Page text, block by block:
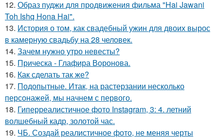
12. Образ пуджи для продвижения фильма "Hai Jawani
Toh Ishq Hona Hai".
13. История о том, как свадебный ужин для двоих вырос
в камерную свадьбу на 28 человек.
14. Зачем нужно утро невесты?
15. Прическа - Глафира Воронова.
16. Как сделать так же?
17. Подопытные. Итак, на растерзании несколько
персонажей, мы начнем с первого.
18. Гиперреалистичное фото Instagram, 3: 4. летний
волшебный кадр, золотой час.
19. ЧБ. Создай реалистичное фото, не меняя черты